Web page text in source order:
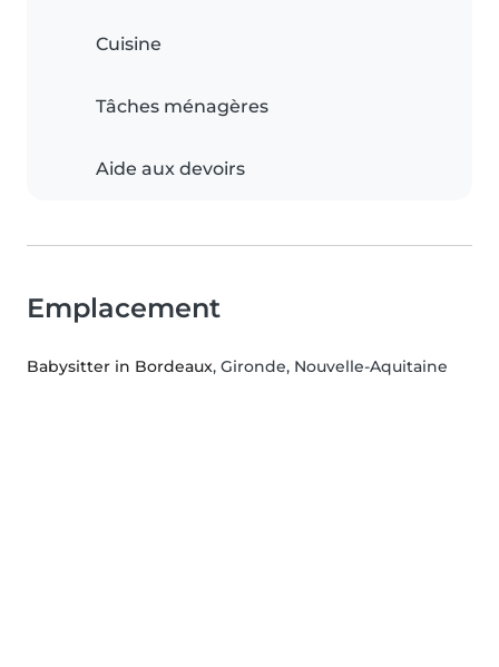
Cuisine
Tâches ménagères
Aide aux devoirs
Emplacement
Babysitter in Bordeaux, Gironde, Nouvelle-Aquitaine